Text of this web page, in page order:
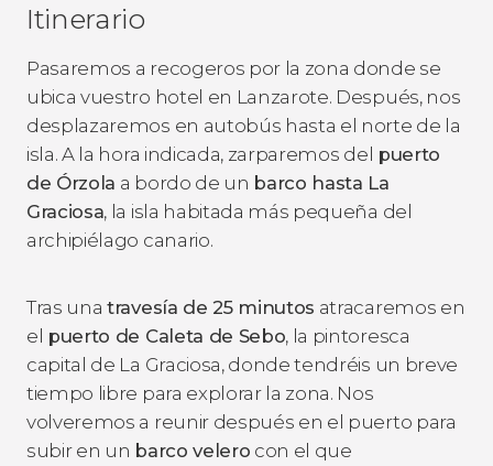
Itinerario
Pasaremos a recogeros por la zona donde se
ubica vuestro hotel en Lanzarote. Después, nos
desplazaremos en autobús hasta el norte de la
isla. A la hora indicada, zarparemos del puerto
de Órzola a bordo de un barco hasta La
Graciosa, la isla habitada más pequeña del
archipiélago canario.
Tras unatravesía de 25 minutos atracaremos en
el puerto de Caleta de Sebo, la pintoresca
capital de La Graciosa, donde tendréis un breve
tiempo libre para explorar la zona. Nos
volveremos a reunir después en el puerto para
subir en un barcovelero con el que